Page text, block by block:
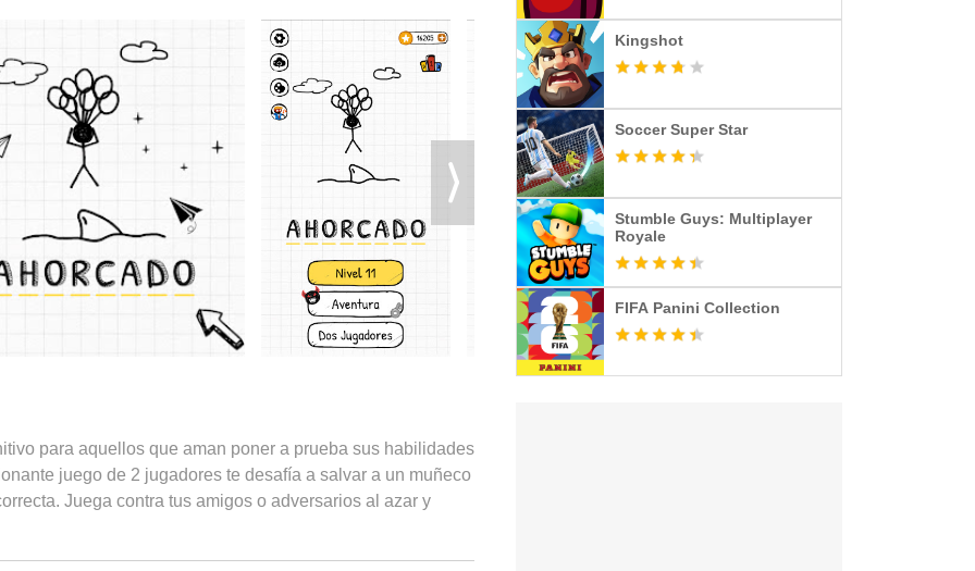
para aquellos que aman poner a prueba sus habilidades
juego de 2 jugadores te desafía a salvar a un muñeco
Juega contra tus amigos o adversarios al azar y
Kingshot
Soccer Super Star
Stumble Guys: Multiplayer
Royale
FIFA Panini Collection